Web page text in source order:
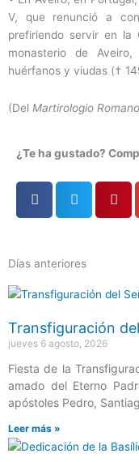
V, que renunció a
prefiriendo servir en la
monasterio de
huérfanos y viudas (†
(Del Martirologio Romano
¿Te ha gustado?
Días anteriores
Transfiguración
jueves 6 agosto, 2026
Fiesta de la
amado del Eterno
apóstoles Pedro,
Leer más »
Página
Página
Página
Página
Página